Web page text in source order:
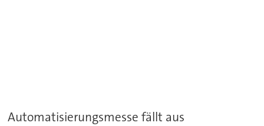
Automatisierungsmesse fällt aus